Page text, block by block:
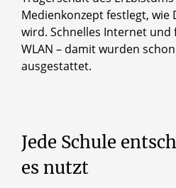
Medienkonzept festlegt,
wird. Schnelles Internet und
WLAN – damit wurden
ausgestattet.
Jede Schule
es nutzt